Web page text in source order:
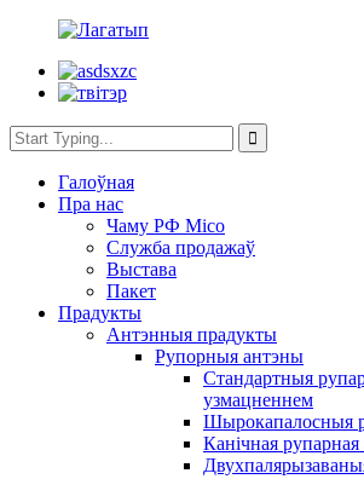
Галоўная
Пра нас
Чаму РФ Місо
Служба продажаў
Выстава
Пакет
Прадукты
Антэнныя прадукты
Рупорныя антэны
Стандартныя
узмацненнем
Шырокапалосныя
Канічная рупарная